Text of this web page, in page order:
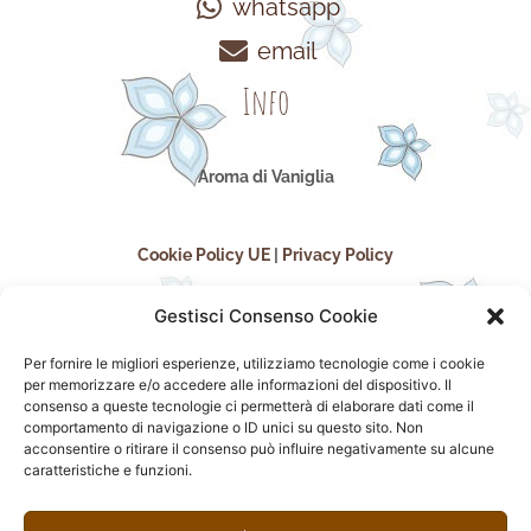
Gestisci Consenso Cookie
Per fornire le migliori esperienze, utilizziamo tecnologie come i cookie
per memorizzare e/o accedere alle informazioni del dispositivo. Il
consenso a queste tecnologie ci permetterà di elaborare dati come il
comportamento di navigazione o ID unici su questo sito. Non
acconsentire o ritirare il consenso può influire negativamente su alcune
caratteristiche e funzioni.
whatsapp
email
Info
Aroma di Vaniglia
Cookie Policy UE Privacy Policy
seguici sui social
F
I
P
F